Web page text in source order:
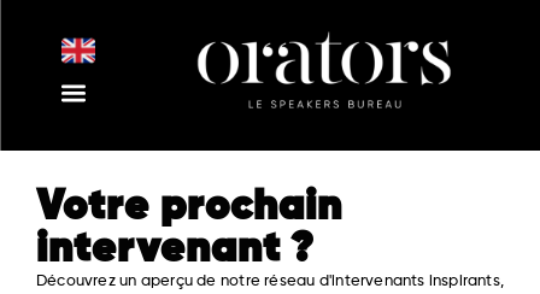
Votre prochain
intervenant ?
Découvrez un aperçu de notre réseau d'intervenants inspirants,